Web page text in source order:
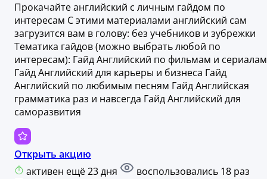
Прокачайте английский с личным гайдом по
интересам С этими материалами английский сам
загрузится вам в голову: без учебников и зубрежки
Тематика гайдов (можно выбрать любой по
интересам): Гайд Английский по фильмам и сериалам
Гайд Английский для карьеры и бизнеса Гайд
Английский по любимым песням Гайд Английская
грамматика раз и навсегда Гайд Английский для
саморазвития
Открыть акцию
активен ещё 23 дня
воспользовались 18 раз